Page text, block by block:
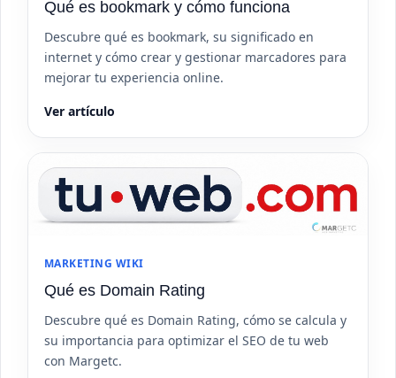
Qué es bookmark y cómo funciona
Descubre qué es bookmark, su significado en
internet y cómo crear y gestionar marcadores para
mejorar tu experiencia online.
Ver artículo
MARKETING WIKI
Qué es Domain Rating
Descubre qué es Domain Rating, cómo se calcula y
su importancia para optimizar el SEO de tu web
con Margetc.